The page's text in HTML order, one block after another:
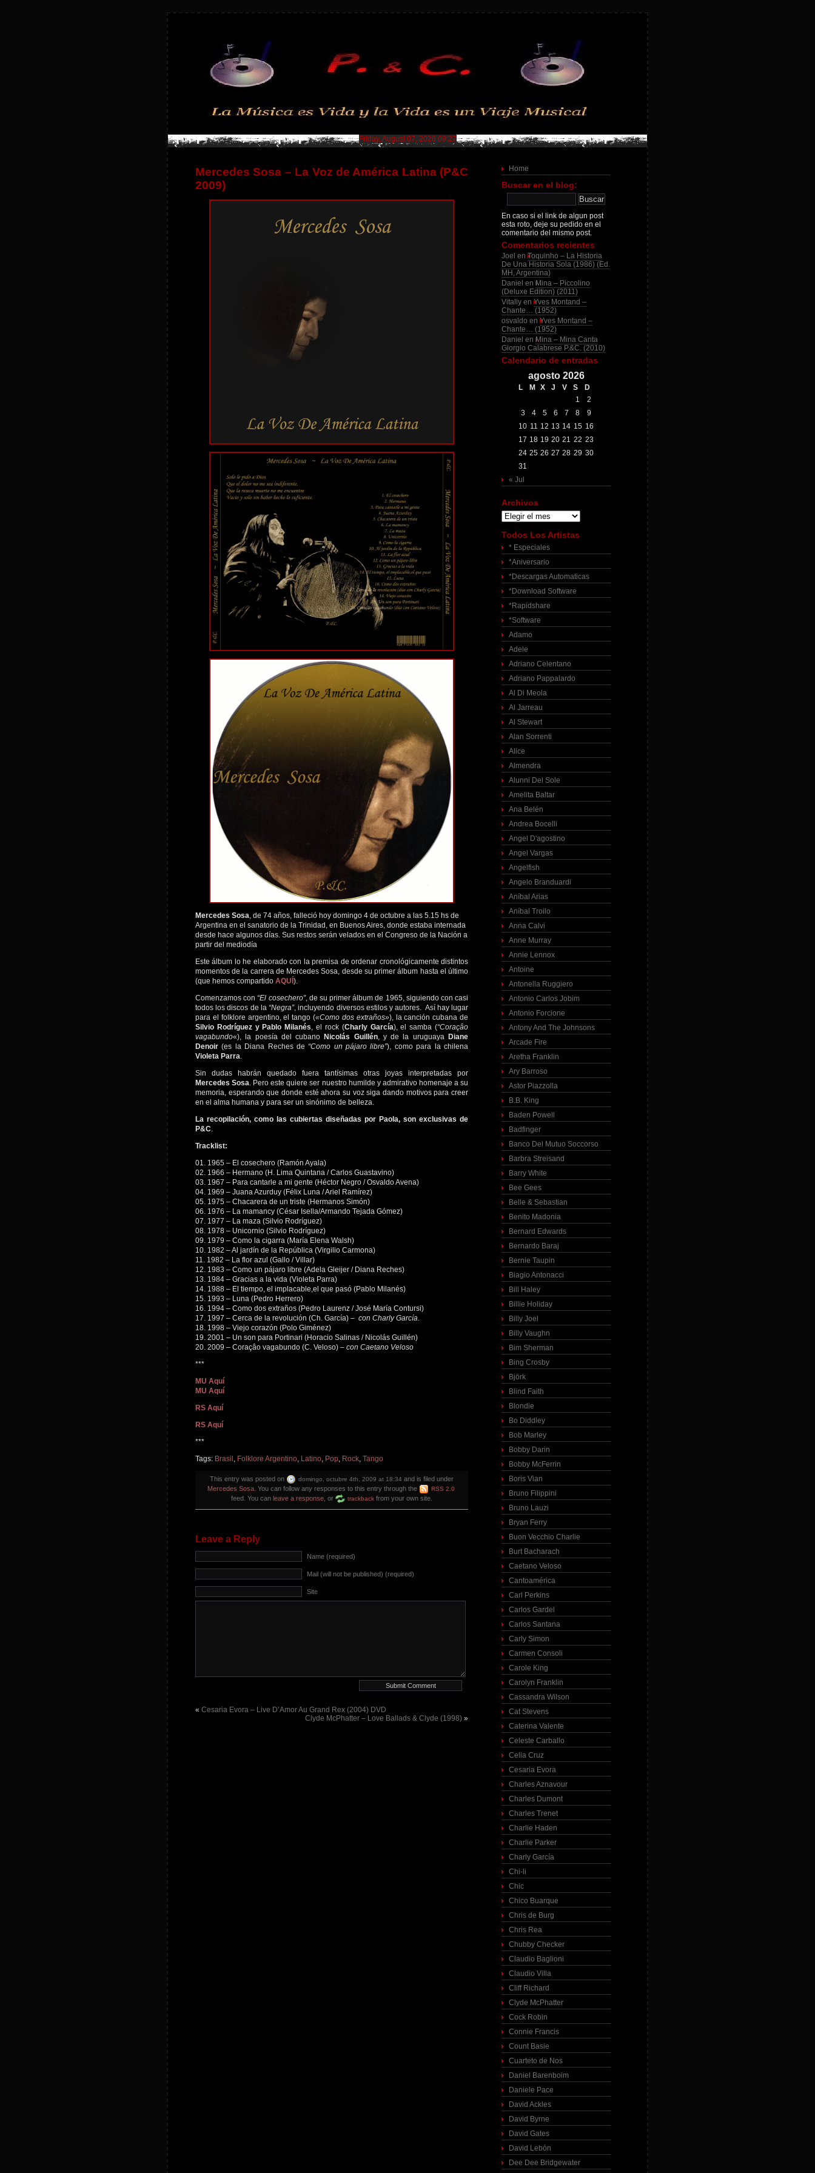
Friday, August 07, 2026 09:27
Mercedes Sosa – La Voz de América Latina (P&C
2009)
Mercedes Sosa, de 74 años, falleció hoy domingo 4 de octubre a las 5.15 hs de
Argentina en el sanatorio de la Trinidad, en Buenos Aires, donde estaba internada
desde hace algunos días. Sus restos serán velados en el Congreso de la Nación a
partir del mediodía
Este álbum lo he elaborado con la premisa de ordenar cronológicamente distintos
momentos de la carrera de Mercedes Sosa, desde su primer álbum hasta el último
(que hemos compartido AQUÍ ).
Comenzamos con “El cosechero”, de su primer álbum de 1965, siguiendo con casi
todos los discos de la “Negra”, incluyendo diversos estilos y autores. Así hay lugar
para el folklore argentino, el tango («Como dos extraños»), la canción cubana de
Silvio Rodríguez y Pablo Milanés, el rock (Charly García), el samba (“Coraçâo
vagabundo«), la poesía del cubano Nicolás Guillén, y de la uruguaya Diane
Denoir (es la Diana Reches de “Como un pájaro libre”), como para la chilena
Violeta Parra.
Sin dudas habrán quedado fuera tantísimas otras joyas interpretadas por
Mercedes Sosa. Pero este quiere ser nuestro humilde y admirativo homenaje a su
memoria, esperando que donde esté ahora su voz siga dando motivos para creer
en el alma humana y para ser un sinónimo de belleza.
La recopilación, como las cubiertas diseñadas por Paola, son exclusivas de
P&C.
Tracklist:
01. 1965 – El cosechero (Ramón Ayala)
02. 1966 – Hermano (H. Lima Quintana / Carlos Guastavino)
03. 1967 – Para cantarle a mi gente (Héctor Negro / Osvaldo Avena)
04. 1969 – Juana Azurduy (Félix Luna / Ariel Ramírez)
05. 1975 – Chacarera de un triste (Hermanos Simón)
06. 1976 – La mamancy (César Isella/Armando Tejada Gómez)
07. 1977 – La maza (Silvio Rodríguez)
08. 1978 – Unicornio (Silvio Rodríguez)
09. 1979 – Como la cigarra (María Elena Walsh)
10. 1982 – Al jardín de la República (Virgilio Carmona)
11. 1982 – La flor azul (Gallo / Villar)
12. 1983 – Como un pájaro libre (Adela Gleijer / Diana Reches)
13. 1984 – Gracias a la vida (Violeta Parra)
14. 1988 – El tiempo, el implacable,el que pasó (Pablo Milanés)
15. 1993 – Luna (Pedro Herrero)
16. 1994 – Como dos extraños (Pedro Laurenz / José María Contursi)
17. 1997 – Cerca de la revolución (Ch. García) – con Charly García.
18. 1998 – Viejo corazón (Polo Giménez)
19. 2001 – Un son para Portinari (Horacio Salinas / Nicolás Guillén)
20. 2009 – Coraçâo vagabundo (C. Veloso) – con Caetano Veloso
***
MU Aquí
MU Aquí
RS Aquí
RS Aquí
***
Tags: Brasil , Folklore Argentino, Latino, Pop, Rock, Tango
This entry was posted on domingo, octubre 4th, 2009 at 18:34 and is filed under
Mercedes Sosa . You can follow any responses to this entry through the RSS 2.0
feed. You can leave a response , or trackback from your own site.
Leave a Reply
Name (required)
Mail (will not be published) (required)
Site
« Cesaria Evora – Live D’Amor Au Grand Rex (2004) DVD
Clyde McPhatter – Love Ballads & Clyde (1998) »
Home
Buscar en el blog:
En caso si el link de algun post
esta roto, deje su pedido en el
comentario del mismo post.
Comentarios recientes
Joel en Toquinho – La Historia
De Una Historia Sola (1986) (Ed.
MH, Argentina)
Daniel en Mina – Piccolino
(Deluxe Edition) (2011)
Vitaliy en Yves Montand –
Chante… (1952)
osvaldo en Yves Montand –
Chante… (1952)
Daniel en Mina – Mina Canta
Giorgio Calabrese P.&C. (2010)
Calendario de entradas
agosto 2026
L M X J V S
D
1
2
3
4 5 6 7 8
9
10 11 12 13 14 15 16
17 18 19 20 21 22 23
24 25 26 27 28 29 30
31
« Jul
Archivos
Archivos
Todos Los Artistas
* Especiales
*Aniversario
*Descargas Automaticas
*Download Software
*Rapidshare
*Software
Adamo
Adele
Adriano Celentano
Adriano Pappalardo
Al Di Meola
Al Jarreau
Al Stewart
Alan Sorrenti
Alice
Almendra
Alunni Del Sole
Amelita Baltar
Ana Belén
Andrea Bocelli
Angel D'agostino
Angel Vargas
Angelfish
Angelo Branduardi
Aníbal Arias
Aníbal Troilo
Anna Calvi
Anne Murray
Annie Lennox
Antoine
Antonella Ruggiero
Antonio Carlos Jobim
Antonio Forcione
Antony And The Johnsons
Arcade Fire
Aretha Franklin
Ary Barroso
Astor Piazzolla
B.B. King
Baden Powell
Badfinger
Banco Del Mutuo Soccorso
Barbra Streisand
Barry White
Bee Gees
Belle & Sebastian
Benito Madonia
Bernard Edwards
Bernardo Baraj
Bernie Taupin
Biagio Antonacci
Bill Haley
Billie Holiday
Billy Joel
Billy Vaughn
Bim Sherman
Bing Crosby
Björk
Blind Faith
Blondie
Bo Diddley
Bob Marley
Bobby Darin
Bobby McFerrin
Boris Vian
Bruno Filippini
Bruno Lauzi
Bryan Ferry
Buon Vecchio Charlie
Burt Bacharach
Caetano Veloso
Cantoamérica
Carl Perkins
Carlos Gardel
Carlos Santana
Carly Simon
Carmen Consoli
Carole King
Carolyn Franklin
Cassandra Wilson
Cat Stevens
Caterina Valente
Celeste Carballo
Celia Cruz
Cesaria Evora
Charles Aznavour
Charles Dumont
Charles Trenet
Charlie Haden
Charlie Parker
Charly García
Chi-li
Chic
Chico Buarque
Chris de Burg
Chris Rea
Chubby Checker
Claudio Baglioni
Claudio Villa
Cliff Richard
Clyde McPhatter
Cock Robin
Connie Francis
Count Basie
Cuarteto de Nos
Daniel Barenboim
Daniele Pace
David Ackles
David Byrne
David Gates
David Lebón
Dee Dee Bridgewater